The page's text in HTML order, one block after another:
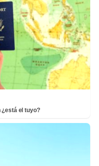
¿está el tuyo?